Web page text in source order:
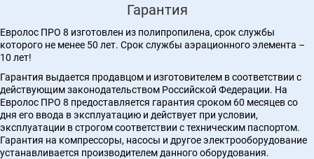
Гарантия
Евролос ПРО 8 изготовлен из полипропилена, срок службы
которого не менее 50 лет. Срок службы аэрационного элемента –
10 лет!
Гарантия выдается продавцом и изготовителем в соответствии с
действующим законодательством Российской Федерации. На
Евролос ПРО 8 предоставляется гарантия сроком 60 месяцев со
дня его ввода в эксплуатацию и действует при условии,
эксплуатации в строгом соответствии с техническим паспортом.
Гарантия на компрессоры, насосы и другое электрооборудование
устанавливается производителем данного оборудования.